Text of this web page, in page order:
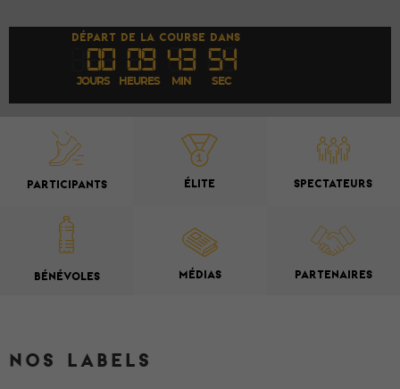
DÉPART DE LA COURSE DANS
00 09 43 53
JOURS HEURES MIN SEC
PARTICIPANTS ÉLITE SPECTATEURS
BÉNÉVOLES MÉDIAS PARTENAIRES
NOS LABELS